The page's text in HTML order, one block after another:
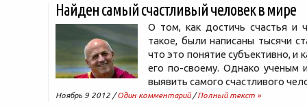
Найден самый счастливый человек в мире
О том, как достичь счастья и
такое, были написаны тысячи
что это понятие субъективно,
его по-своему. Однако ученым
выявить самого счастливого
Ноябрь 9 2012 /Один комментарий/Полный текст »